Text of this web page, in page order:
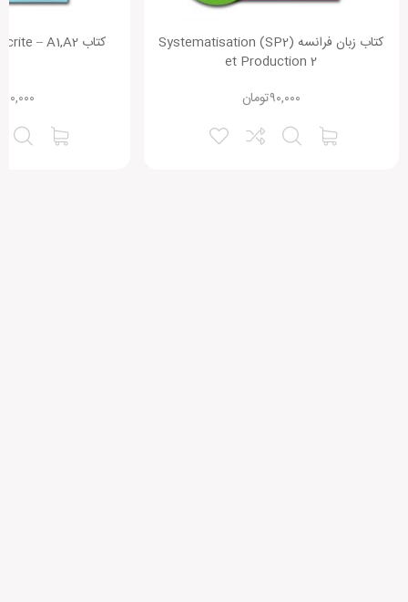
کتاب زبان فرانسه (SP2) Systematisation
et Production 2
تومان۹۰,۰۰۰
کتاب Comprehension Ecrite – A1,A2